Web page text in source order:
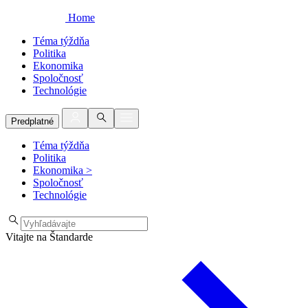
Home
Téma týždňa
Politika
Ekonomika
Spoločnosť
Technológie
Predplatné
Téma týždňa
Politika
Ekonomika >
Spoločnosť
Technológie
Vitajte na Štandarde